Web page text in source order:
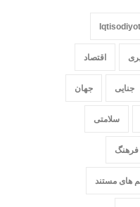
Iqtisodiyot
اقتصاد
جنایی جهان
سلامتی
فرهنگ
های مستند